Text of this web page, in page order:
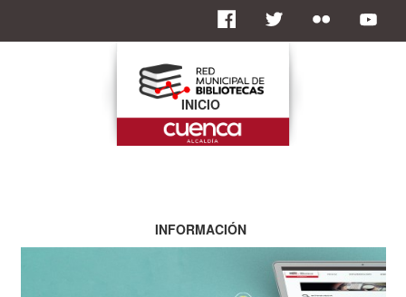
INICIO
INFORMACIÓN